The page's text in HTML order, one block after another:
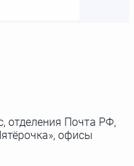
отделения Почта РФ,
офисы